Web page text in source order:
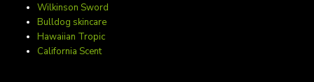
Wilkinson Sword
Bulldog skincare
Hawaiian Tropic
California Scent